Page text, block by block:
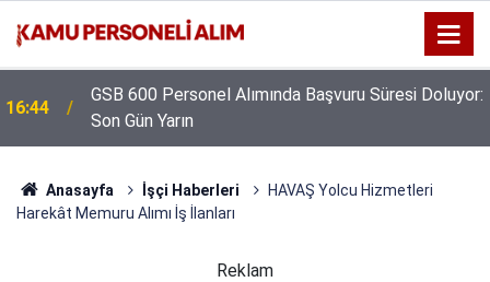
16:44
GSB 600 Personel Alımında Başvuru Süresi Doluyor:
Son Gün Yarın
Anasayfa İşçi Haberleri
HAVAŞ Yolcu Hizmetleri
Harekât Memuru Alımı İş İlanları
Reklam